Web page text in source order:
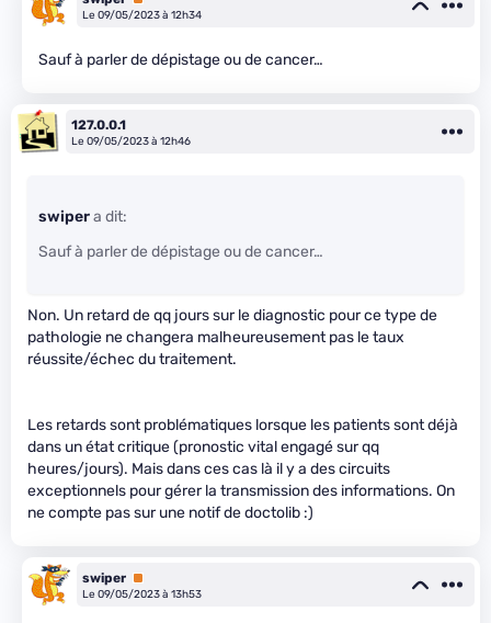
Le 09/05/2023 à 12h34
Sauf à parler de dépistage ou de cancer…
127.0.0.1
Le 09/05/2023 à 12h46
swipera dit:
Sauf à parler de dépistage ou de cancer…
Non. Un retard de qq jours sur le diagnostic pour ce type de
pathologie ne changera malheureusement pas le taux
réussite/échec du traitement.
Les retards sont problématiques lorsque les patients sont déjà
dans un état critique (pronostic vital engagé sur qq
heures/jours). Mais dans ces cas là il y a des circuits
exceptionnels pour gérer la transmission des informations. On
ne compte pas sur une notif de doctolib :)
swiper Premium
Le 09/05/2023 à 13h53